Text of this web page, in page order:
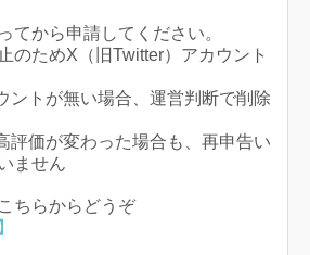
てから申請してください。
のためX（旧Twitter）アカウント
ントが無い場合、運営判断で削除
評価が変わった場合も、再申告い
ません
ちらからどうぞ